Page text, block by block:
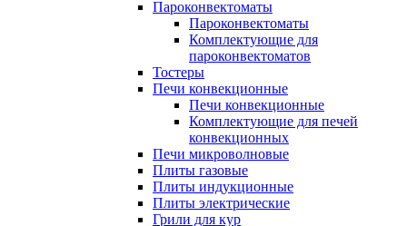
Пароконвектоматы
Пароконвектоматы
Комплектующие для
пароконвектоматов
Тостеры
Печи конвекционные
Печи конвекционные
Комплектующие для печей
конвекционных
Печи микроволновые
Плиты газовые
Плиты индукционные
Плиты электрические
Грили для кур